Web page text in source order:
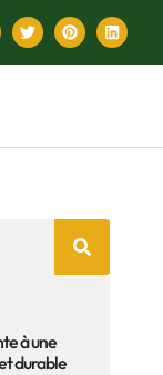
à une
durable